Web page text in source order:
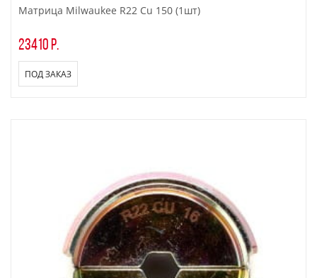
Матрица Milwaukee R22 Cu 150 (1шт)
23410 р.
ПОД ЗАКАЗ